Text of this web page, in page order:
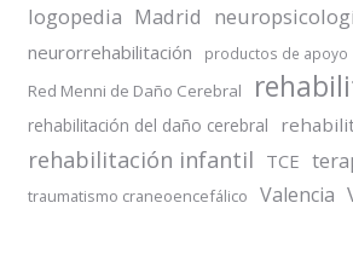
logopedia Madrid
neurorrehabilitación productos de apoyo
Red Menni de Daño Cerebral
rehabilitación del daño cerebral
rehabilitación infantil TCE
traumatismo craneoencefálico Valencia